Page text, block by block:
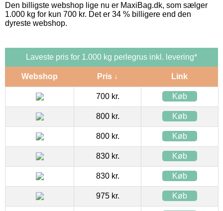
Den billigste webshop lige nu er MaxiBag.dk, som sælger
1.000 kg for kun 700 kr. Det er 34 % billigere end den
dyreste webshop.
Laveste pris for 1.000 kg perlegrus inkl. levering*
Webshop Pris ↓ Link
700 kr. Køb
800 kr. Køb
800 kr. Køb
830 kr. Køb
830 kr. Køb
975 kr. Køb